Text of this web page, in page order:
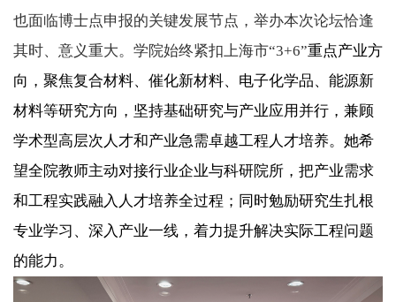
也面临博士点申报的关键发展节点，举办本次论坛恰逢
其时、意义重大。学院始终紧扣上海市“3+6”重点产业方
向，聚焦复合材料、催化新材料、电子化学品、能源新
材料等研究方向，坚持基础研究与产业应用并行，兼顾
学术型高层次人才和产业急需卓越工程人才培养。她希
望全院教师主动对接行业企业与科研院所，把产业需求
和工程实践融入人才培养全过程；同时勉励研究生扎根
专业学习、深入产业一线，着力提升解决实际工程问题
的能力。